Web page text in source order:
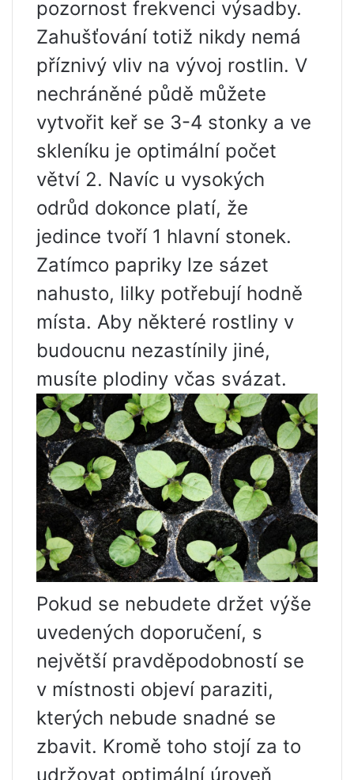
pozornost frekvenci výsadby.
Zahušťování totiž nikdy nemá
příznivý vliv na vývoj rostlin. V
nechráněné půdě můžete
vytvořit keř se 3-4 stonky a ve
skleníku je optimální počet
větví 2. Navíc u vysokých
odrůd dokonce platí, že
jedince tvoří 1 hlavní stonek.
Zatímco papriky lze sázet
nahusto, lilky potřebují hodně
místa. Aby některé rostliny v
budoucnu nezastínily jiné,
musíte plodiny včas svázat.
Pokud se nebudete držet výše
uvedených doporučení, s
největší pravděpodobností se
v místnosti objeví paraziti,
kterých nebude snadné se
zbavit. Kromě toho stojí za to
udržovat optimální úroveň